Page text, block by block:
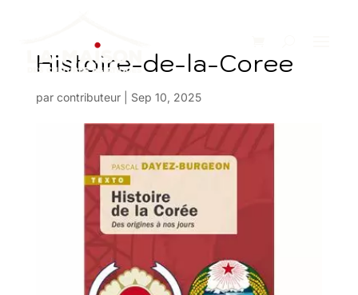
Histoire-de-la-Coree
par contributeur| Sep 10, 2025